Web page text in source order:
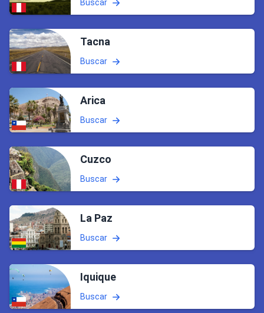
Buscar
Tacna
Buscar
Arica
Buscar
Cuzco
Buscar
La Paz
Buscar
Iquique
Buscar